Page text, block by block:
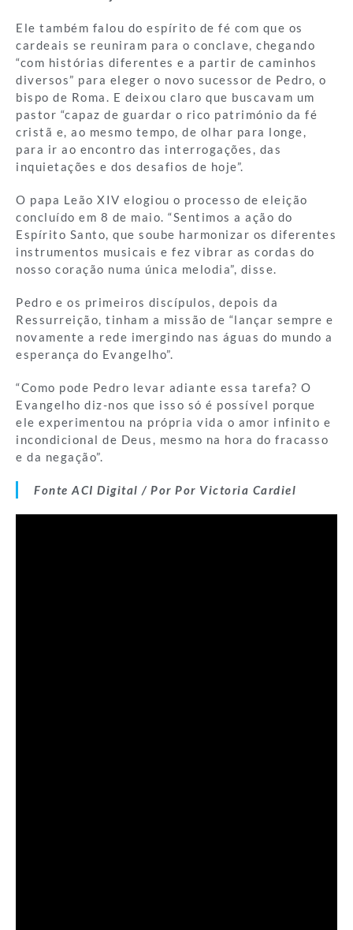
Ele também falou do espírito de fé com que os
cardeais se reuniram para o conclave, chegando
“com histórias diferentes e a partir de caminhos
diversos” para eleger o novo sucessor de Pedro, o
bispo de Roma. E deixou claro que buscavam um
pastor “capaz de guardar o rico património da fé
cristã e, ao mesmo tempo, de olhar para longe,
para ir ao encontro das interrogações, das
inquietações e dos desafios de hoje”.
O papa Leão XIV elogiou o processo de eleição
concluído em 8 de maio. “Sentimos a ação do
Espírito Santo, que soube harmonizar os diferentes
instrumentos musicais e fez vibrar as cordas do
nosso coração numa única melodia”, disse.
Pedro e os primeiros discípulos, depois da
Ressurreição, tinham a missão de “lançar sempre e
novamente a rede imergindo nas águas do mundo a
esperança do Evangelho”.
“Como pode Pedro levar adiante essa tarefa? O
Evangelho diz-nos que isso só é possível porque
ele experimentou na própria vida o amor infinito e
incondicional de Deus, mesmo na hora do fracasso
e da negação”.
Fonte ACI Digital / Por Por Victoria Cardiel